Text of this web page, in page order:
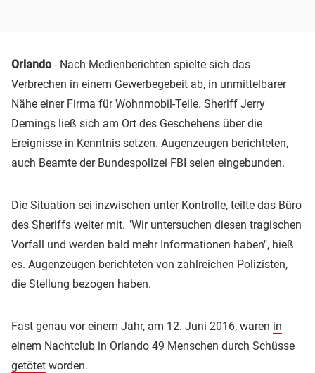
Orlando - Nach Medienberichten spielte sich das
Verbrechen in einem Gewerbegebeit ab, in unmittelbarer
Nähe einer Firma für Wohnmobil-Teile. Sheriff Jerry
Demings ließ sich am Ort des Geschehens über die
Ereignisse in Kenntnis setzen. Augenzeugen berichteten,
auch Beamte der Bundespolizei FBI seien eingebunden.
Die Situation sei inzwischen unter Kontrolle, teilte das Büro
des Sheriffs weiter mit. "Wir untersuchen diesen tragischen
Vorfall und werden bald mehr Informationen haben", hieß
es. Augenzeugen berichteten von zahlreichen Polizisten,
die Stellung bezogen haben.
Fast genau vor einem Jahr, am 12. Juni 2016, waren in
einem Nachtclub in Orlando 49 Menschen durch Schüsse
getötet worden.